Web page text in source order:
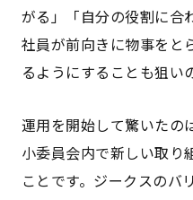
がる」「自分の役割に合
社員が前向きに物事をと
るようにすることも狙い
運用を開始して驚いたの
小委員会内で新しい取り
ことです。ジークスのバ